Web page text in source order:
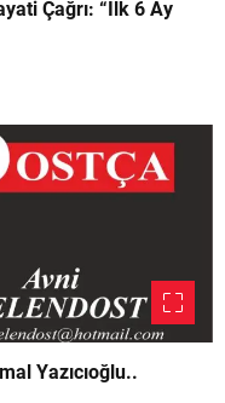
Çağrı: “İlk 6 Ay
Kemal Yazıcıoğlu..